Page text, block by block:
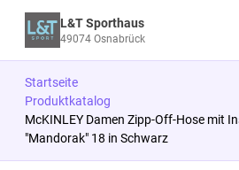
L&T Sporthaus
49074 Osnabrück
Startseite
Produktkatalog
McKINLEY Damen Zipp-Off-Hose mit
"Mandorak" 18 in Schwarz